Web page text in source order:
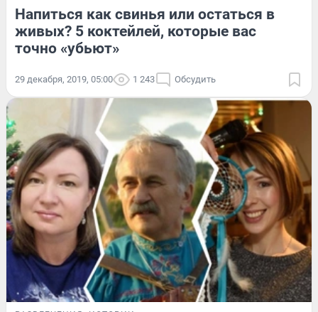
Напиться как свинья или остаться в
живых? 5 коктейлей, которые вас
точно «убьют»
29 декабря, 2019, 05:00 1 243 Обсудить